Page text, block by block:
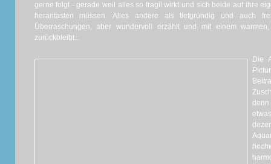
gerne folgt - gerade weil alles so fragil wirkt und sich beide auf ihre
herantasten müssen. Alles andere als tiefgründig und auch
Überraschungen, aber wundervoll erzählt und mit einem
zurückbleibt...
Die
denn